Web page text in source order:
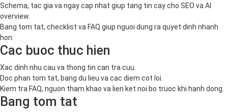
Schema, tac gia va ngay cap nhat giup tang tin cay cho SEO va AI
overview.
Bang tom tat, checklist va FAQ giup nguoi dung ra quyet dinh nhanh
hon.
Cac buoc thuc hien
Xac dinh nhu cau va thong tin can tra cuu.
Doc phan tom tat, bang du lieu va cac diem cot loi.
Kiem tra FAQ, nguon tham khao va lien ket noi bo truoc khi hanh dong.
Bang tom tat